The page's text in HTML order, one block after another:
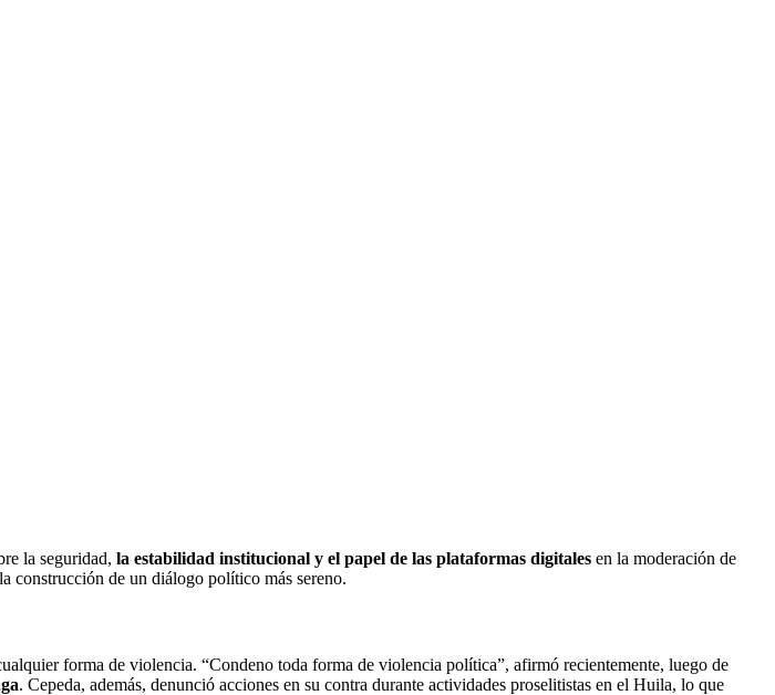
la seguridad, la estabilidad institucional y el papel de las plataformas digitales en la moderación de
construcción de un diálogo político más sereno.
forma de violencia. “Condeno toda forma de violencia política”, afirmó recientemente, luego de
. Cepeda, además, denunció acciones en su contra durante actividades proselitistas en el Huila, lo que